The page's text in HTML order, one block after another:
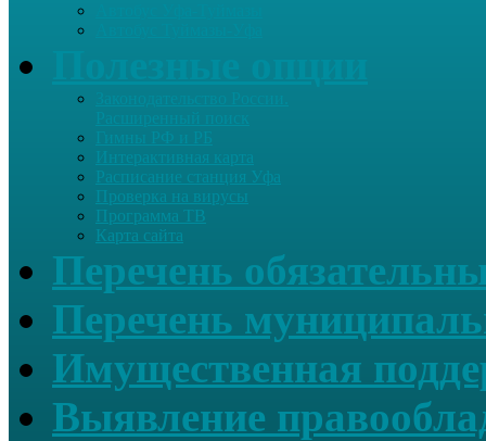
Гимны РФ и РБ
Интерактивная карта
Расписание станция Уфа
Проверка на вирусы
Программа ТВ
Карта сайта
Перечень
Перечень
Имущественная
Выявление